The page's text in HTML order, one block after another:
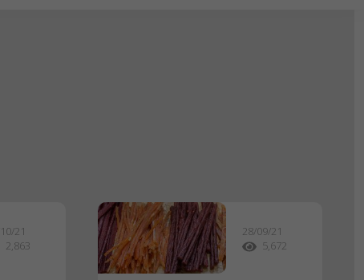
21
2,863
28/09/21
5,672